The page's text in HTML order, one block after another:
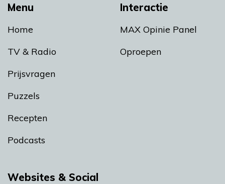
Menu
Home
TV & Radio
Prijsvragen
Puzzels
Recepten
Podcasts
Interactie
MAX Opinie Panel
Oproepen
Websites & Social